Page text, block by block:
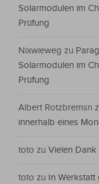
Solarmodulen im
Prüfung
Nixwieweg zu
Solarmodulen im
Prüfung
Albert Rotzbremsn
innerhalb eines
toto zu Vielen Dank
toto zu In Werkstatt